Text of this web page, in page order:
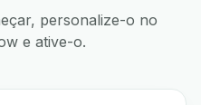
personalize-o no
e ative-o.